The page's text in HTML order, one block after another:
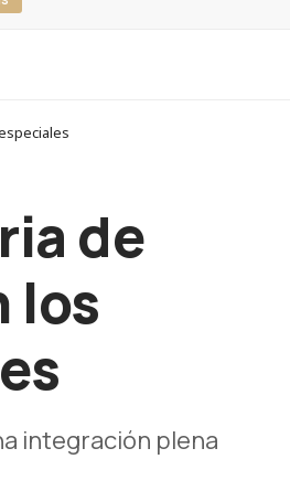
de
los
integración plena